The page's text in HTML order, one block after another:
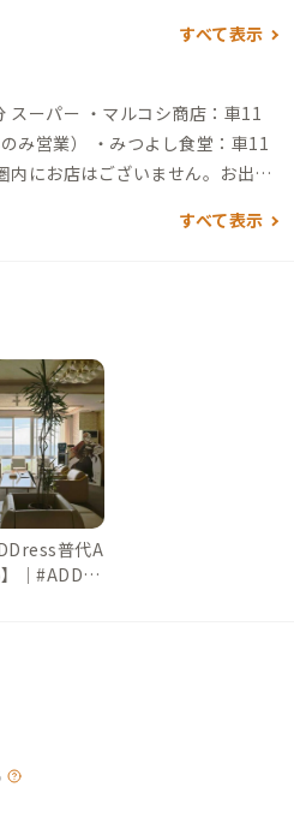
陸沿岸道路～国道45号・40分）
岡駅」より 盛岡〜宮古（JR山田
リアス線・約60分） JR東北
古（岩手県北バス106急行・2時
60分） JR東北新幹線
駅～くろさき荘 村営バス（平日
すべて表示
すべて表示
普代A
｜#ADDre